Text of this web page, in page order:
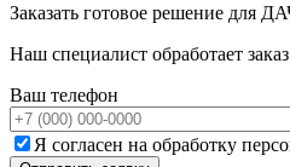
Заказать готовое решение для
Наш специалист обработает
Ваш телефон
Я согласен на обработку